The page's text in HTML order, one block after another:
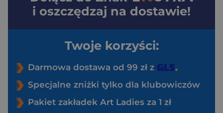
i oszczędzaj na dostawie!
Twoje korzyści:
Darmowa dostawa od 99 zł z
Specjalne zniżki tylko dla klubowiczów
Pakiet zakładek Art Ladies za 1 zł